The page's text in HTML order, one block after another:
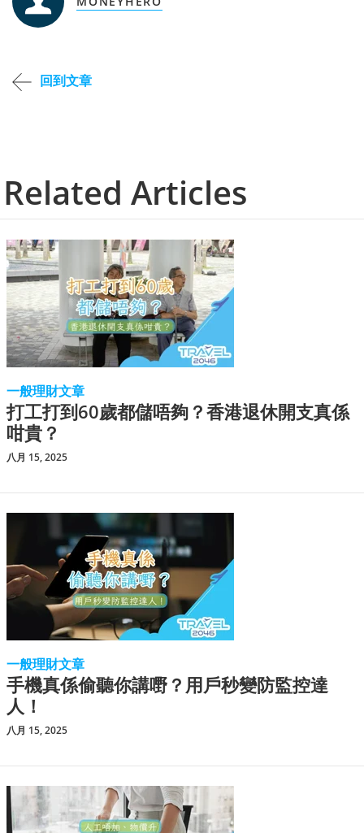
回到文章
Related Articles
一般理財文章
打工打到60歲都儲唔夠？香港退休開支真係
咁貴？
八月 15, 2025
一般理財文章
手機真係偷聽你講嘢？用戶秒變防監控達
人！
八月 15, 2025